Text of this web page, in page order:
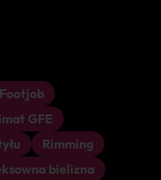
Footjob
GFE
Rimming
bielizna